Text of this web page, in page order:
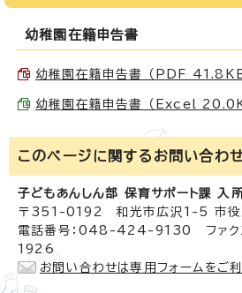
幼稚園在籍申告書
幼稚園在籍申告書 （PDF 41.8KB
幼稚園在籍申告書 （Excel
このページに関する お問い合わ
子どもあんしん部 保育サポート課 入
〒351-0192 和光市広沢1-5 市役
電話番号：048-424-9130 ファ
1926
お問い合わせは専用フォームをご利